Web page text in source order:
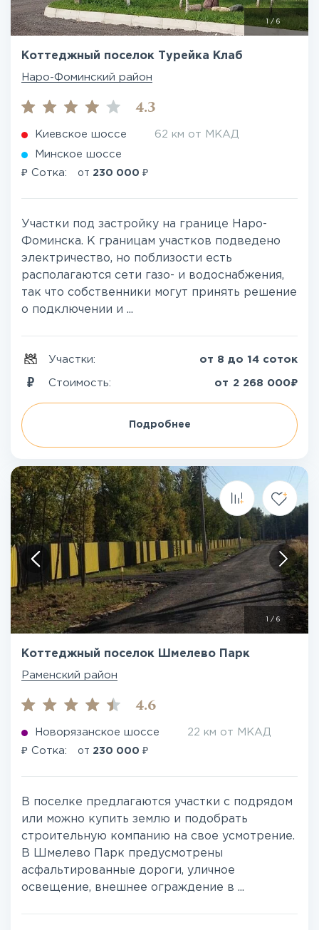
1 / 6
Коттеджный поселок Турейка Клаб
Наро-Фоминский район
4.3
Киевское шоссе 62 км от МКАД
Минское шоссе
₽ Сотка: от 230 000 ₽
Участки под застройку на границе Наро-
Фоминска. К границам участков подведено
электричество, но поблизости есть
располагаются сети газо- и водоснабжения,
так что собственники могут принять решение
о подключении и ...
Участки: от 8 до 14 соток
Стоимость: от 2 268 000₽
Подробнее
/ 6
Коттеджный поселок Шмелево Парк
Раменский район
4.6
Новорязанское шоссе 22 км от МКАД
₽ Сотка: от 230 000 ₽
В поселке предлагаются участки с подрядом
или можно купить землю и подобрать
строительную компанию на свое усмотрение.
В Шмелево Парк предусмотрены
асфальтированные дороги, уличное
освещение, внешнее ограждение в ...